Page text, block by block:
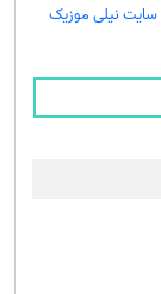
سایت نیلی موزیک